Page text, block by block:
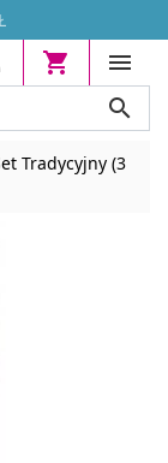



Tradycyjny (3